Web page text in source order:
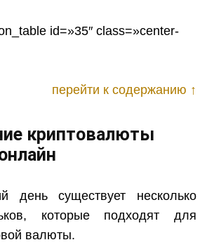
id=»35″ class=»center-
перейти к содержанию ↑
криптовалюты
день существует несколько
которые подходят для
валюты.